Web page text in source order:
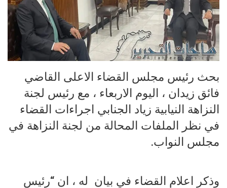
بحث رئيس مجلس القضاء الاعلى القاضي
فائق زيدان ، اليوم الاربعاء ، مع رئيس لجنة
النزاهة النيابية زياد الجنابي اجراءات القضاء
في نظر الملفات المحالة من لجنة النزاهة في
مجلس النواب.
وذكر اعلام القضاء في بيان له ، ان “رئيس